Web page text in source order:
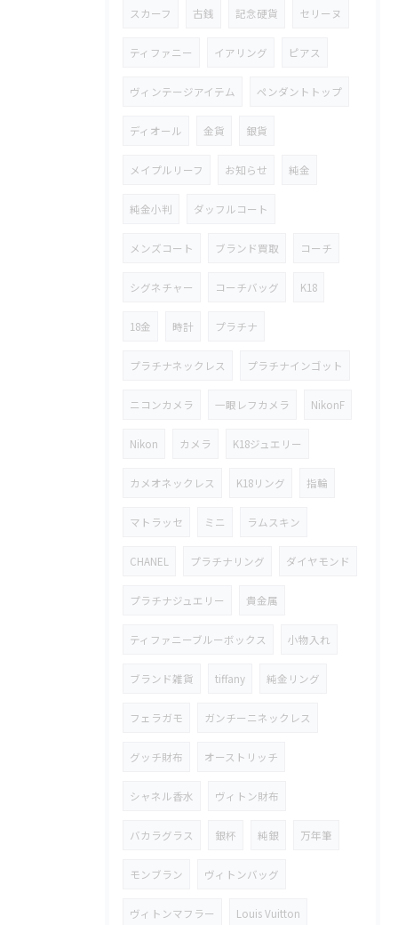
スカーフ 古銭 記念硬貨 セリーヌ
ティファニー イアリング ピアス
ヴィンテージアイテム ペンダントトップ
ディオール 金貨 銀貨
メイプルリーフ お知らせ 純金
純金小判 ダッフルコート
メンズコート ブランド買取 コーチ
シグネチャー コーチバッグ K18
18金 時計 プラチナ
プラチナネックレス プラチナインゴット
ニコンカメラ 一眼レフカメラ NikonF
Nikon カメラ K18ジュエリー
カメオネックレス K18リング 指輪
マトラッセ ミニ ラムスキン
CHANEL プラチナリング ダイヤモンド
プラチナジュエリー 貴金属
ティファニーブルーボックス 小物入れ
ブランド雑貨 tiffany 純金リング
フェラガモ ガンチーニネックレス
グッチ財布 オーストリッチ
シャネル香水 ヴィトン財布
バカラグラス 銀杯 純銀 万年筆
モンブラン ヴィトンバッグ
ヴィトンマフラー Louis Vuitton